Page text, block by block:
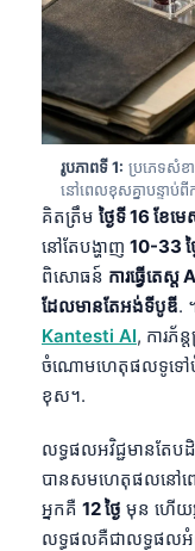
រូបភាពទី 1: ប្រភេទសំខ
នៅពេលខុសគ្នាបន្ទាប់ពី
គិតត្រឹម ថ្ងៃទី 16 ខែម
នៅតែបង្ហាញ 10-33 ថ្
ពិសោធន៍ ការធ្វើតេស្
ដែលមានតែអង់ទីបូឌី.
Kantesti AI, ការភ័
ចំណោមហេតុផលទូទៅបំផុ
ខុស។.
លទ្ធផលអវិជ្ជមានតែប
បានសមហេតុផលនៅព
អ្នកគឺ 12 ថ្ងៃ មុន ហើយអ្
លទ្ធផលគឺជាលទ្ធផលអំ